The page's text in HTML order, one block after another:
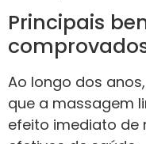
Principais
Ao longo dos
que a massagem
efeito imediato de